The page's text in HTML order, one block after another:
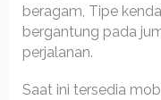
beragam, Tipe
bergantung pada
perjalanan.
Saat ini tersedia